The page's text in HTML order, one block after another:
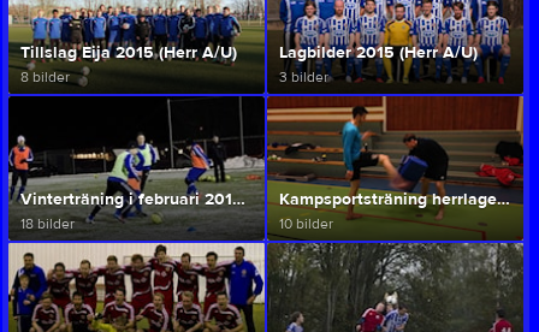
Tillslag Eija 2015 (Herr A/U)
8 bilder
Lagbilder 2015 (Herr A/U)
3 bilder
Vinterträning i februari 2013 (Herr A/U)
18 bilder
Kampsportsträning herrlaget 2014-01-11 (Herr A/U)
10 bilder